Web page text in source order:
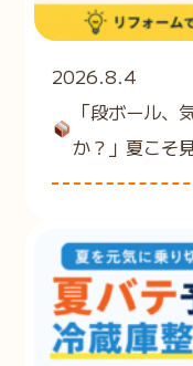
2026.8.4
「段ボール、
か？」夏こそ